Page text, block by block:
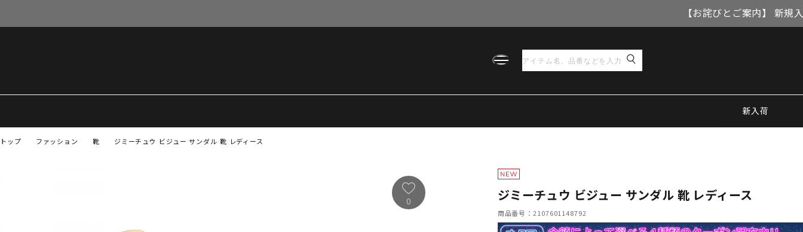
【お詫びとご案内】 新
新入荷
トップ ジミーチュウ ビジュー サンダル 靴 レディース
ファッション 靴
0 ジミーチュウ ビジュー サンダル 靴 レディース
商品番号：2107601148792